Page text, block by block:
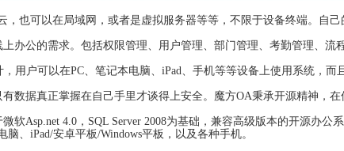
，也可以在局域网，或者是虚拟服务器等等，不限于设备终端。自己
办公的需求。包括权限管理、用户管理、部门管理、考勤管理、流
用户可以在PC、笔记本电脑、iPad、手机等等设备上使用系统，而
数据真正掌握在自己手里才谈得上安全。魔方OA秉承开源精神，在
软Asp.net 4.0，SQL Server 2008为基础，兼容高级版本的开源办公
、iPad/安卓平板/Windows平板，以及各种手机。